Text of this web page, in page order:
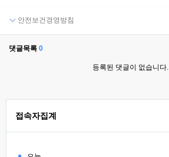
안전보건경영방침
댓글목록 0
등록된 댓글이 없습니다.
접속자집계